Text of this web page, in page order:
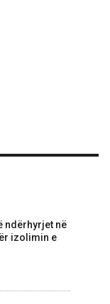
ndërhyrjet në
izolimin e